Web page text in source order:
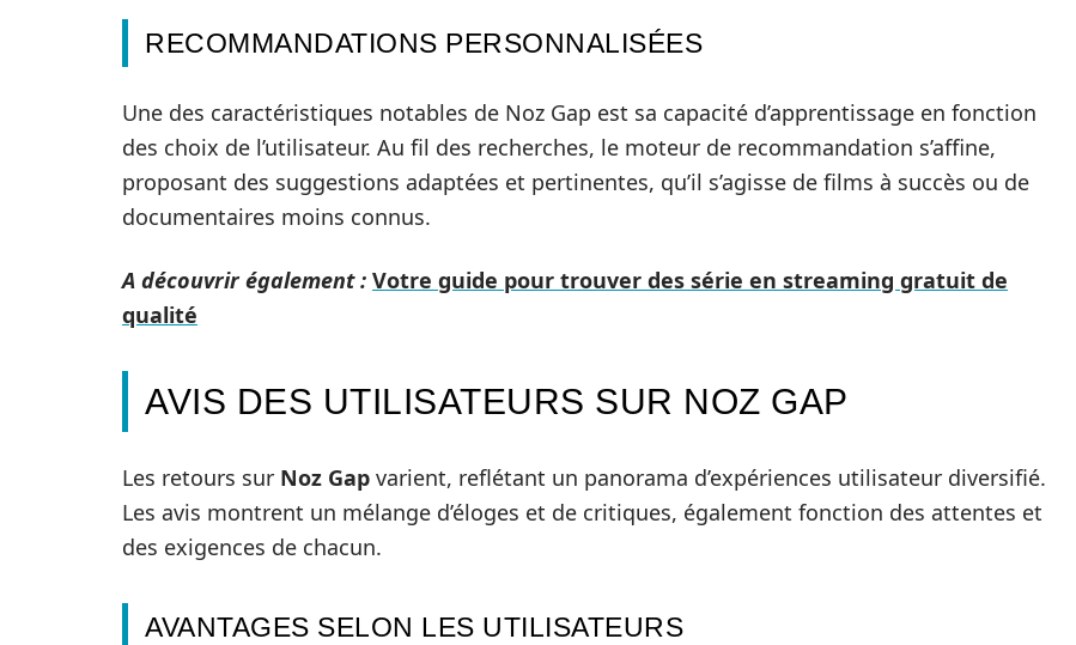
RECOMMANDATIONS PERSONNALISÉES
Une des caractéristiques notables de Noz Gap est sa capacité d’apprentissage en fonction
des choix de l’utilisateur. Au fil des recherches, le moteur de recommandation s’affine,
proposant des suggestions adaptées et pertinentes, qu’il s’agisse de films à succès ou de
documentaires moins connus.
A découvrir également : Votre guide pour trouver des série en streaming gratuit de
qualité
AVIS DES UTILISATEURS SUR NOZ GAP
Les retours sur Noz Gap varient, reflétant un panorama d’expériences utilisateur diversifié.
Les avis montrent un mélange d’éloges et de critiques, également fonction des attentes et
des exigences de chacun.
AVANTAGES SELON LES UTILISATEURS